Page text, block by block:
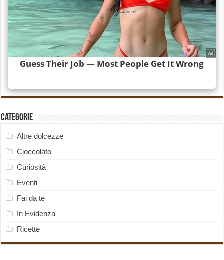
Categorie
Altre dolcezze
Cioccolato
Curiosità
Eventi
Fai da te
In Evidenza
Ricette